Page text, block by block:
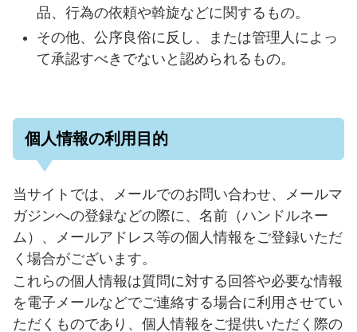
品、行為の依頼や斡旋などに関するもの。
その他、公序良俗に反し、または管理人によっ
て承認すべきでないと認められるもの。
個人情報の利用目的
当サイトでは、メールでのお問い合わせ、メールマ
ガジンへの登録などの際に、名前（ハンドルネー
ム）、メールアドレス等の個人情報をご登録いただ
く場合がございます。
これらの個人情報は質問に対する回答や必要な情報
を電子メールなどでご連絡する場合に利用させてい
ただくものであり、個人情報をご提供いただく際の